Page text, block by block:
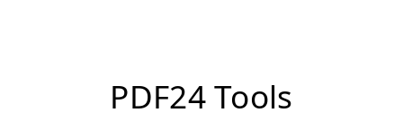
PDF24 Tools